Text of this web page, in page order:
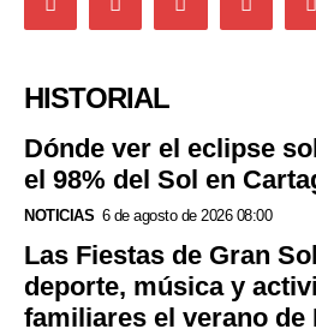
HISTORIAL
Dónde ver el eclipse
el 98% del Sol en
NOTICIAS 6 de agosto de 2026 08:00
Las Fiestas de Gran
deporte, música y
familiares el verano de